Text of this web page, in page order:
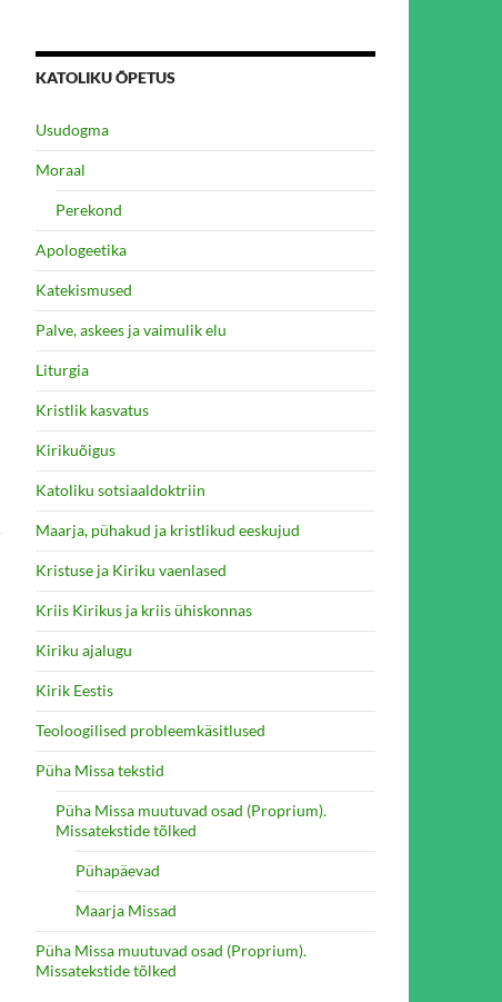
KATOLIKU ÕPETUS
Usudogma
Moraal
Perekond
Apologeetika
Katekismused
Palve, askees ja vaimulik elu
Liturgia
Kristlik kasvatus
Kirikuõigus
Katoliku sotsiaaldoktriin
Maarja, pühakud ja kristlikud eeskujud
Kristuse ja Kiriku vaenlased
Kriis Kirikus ja kriis ühiskonnas
Kiriku ajalugu
Kirik Eestis
Teoloogilised probleemkäsitlused
Püha Missa tekstid
Püha Missa muutuvad osad (Proprium).
Missatekstide tõlked
Pühapäevad
Maarja Missad
Püha Missa muutuvad osad (Proprium).
Missatekstide tõlked